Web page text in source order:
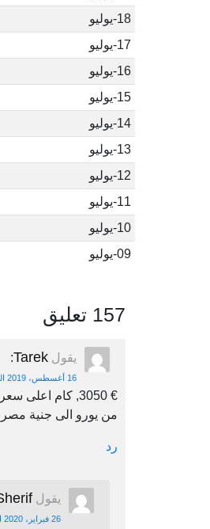
18-يوليو
17-يوليو
16-يوليو
15-يوليو
14-يوليو
13-يوليو
12-يوليو
11-يوليو
10-يوليو
09-يوليو
157 تعليق
يقول Tarek
:
16 أغسطس، 2019 الساعة 2:53 ص
€ 3050, كام اعلى سعر
من يورو الى جنية
رد
يقول
26 فبراير، 2020 الساعة 3:30 م